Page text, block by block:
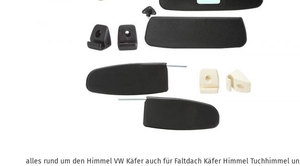
alles rund um den Himmel VW Käfer auch für Faltdach Käfer Himmel Tuchhimmel